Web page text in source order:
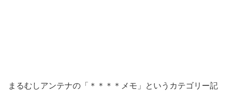
まるむしアンテナの「＊＊＊＊メモ」というカテゴリー記